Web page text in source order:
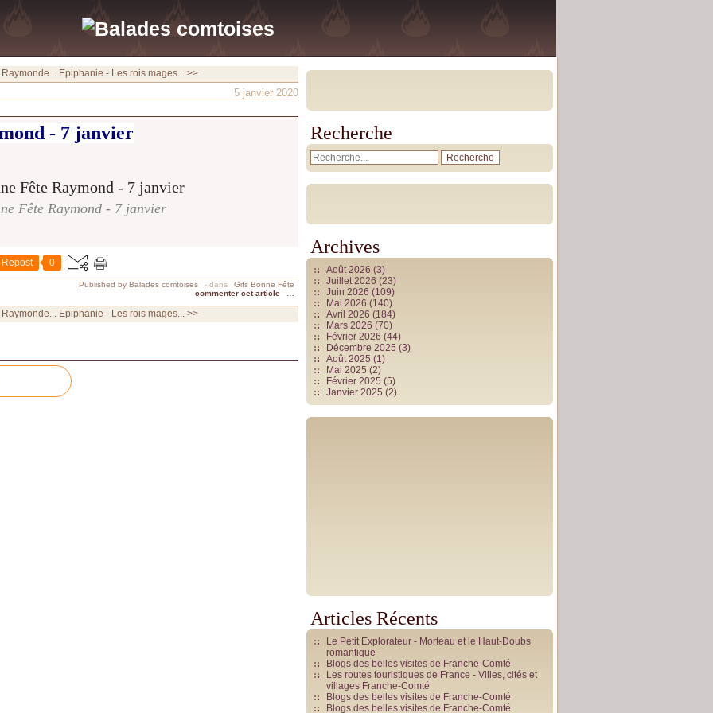
Epiphanie - Les rois mages... >>
5 janvier 2020
- 7 janvier
Fête Raymond - 7 janvier
Repost 0
Published by Balades comtoises - dans
Gifs Bonne Fête
commenter cet article
Epiphanie - Les rois mages... >>
Recherche
Archives
Août 2026 (3)
Juillet 2026 (23)
Juin 2026 (109)
Mai 2026 (140)
Avril 2026 (184)
Mars 2026 (70)
Février 2026 (44)
Décembre 2025 (3)
Août 2025 (1)
Mai 2025 (2)
Février 2025 (5)
Janvier 2025 (2)
Articles Récents
Le Petit Explorateur - Morteau et le Haut-Doubs
romantique -
Blogs des belles visites de Franche-Comté
Les routes touristiques de France - Villes, cités et
villages Franche-Comté
Blogs des belles visites de Franche-Comté
Blogs des belles visites de Franche-Comté